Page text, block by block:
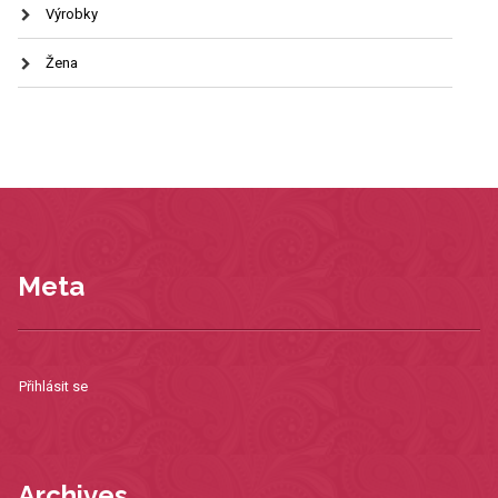
Výrobky
Žena
Meta
Přihlásit se